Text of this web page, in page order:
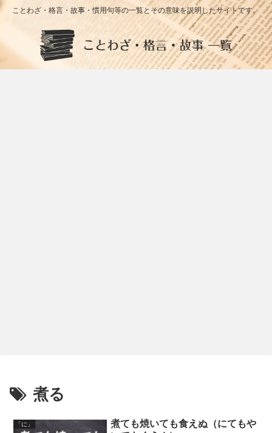
ことわざ・格言・故事・慣用句等の一覧とその意味を説明したサイトです。
煮る
「に」
煮ても焼いても食えぬ（にてもや